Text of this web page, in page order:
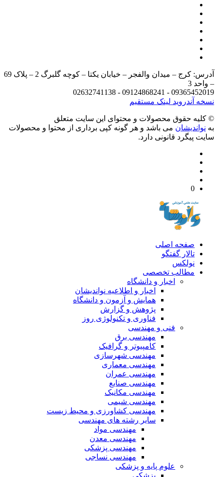
آدرس: کرج – میدان والفجر – خیابان یکتا – کوچه گلبرگ 2 – پلاک 69
3
09365452019 - 09124868241 -
آندرویدلینک مستقیم
حقوق محصولات و محتوای اين سایت متعلق
می باشد و هر گونه کپی برداری از محتوا و محصولات
پیگرد قانونی دارد.
صفحه اصلی
تالار گفتگو
نولکس
مطالب تخصصی
اخبار و دانشگاه
اخبار و اطلاعیه نواندیشان
همایش و آزمون و دانشگاه
پژوهش و گزارش
فناوری و تکنولوژی روز
فنی و مهندسی
مهندسی برق
کامپیوتر و گرافیک
مهندسی شهرسازی
مهندسی معماری
مهندسی عمران
مهندسی صنایع
مهندسی مکانیک
مهندسی شیمی
مهندسی کشاورزی و محیط زیست
سایر رشته های مهندسی
مهندسی مواد
مهندسی معدن
مهندسی پزشکی
مهندسی نساجی
علوم پایه و پزشکی
پزشکی